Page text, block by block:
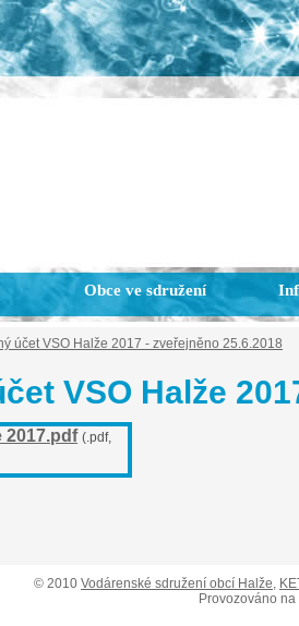
Obce ve sdružení
účet VSO Halže 2017 - zveřejněno 25.6.2018
VSO Halže
2017.pdf (.pdf,
© 2010 Vodárenské sdružení obcí Halže,
Provozováno